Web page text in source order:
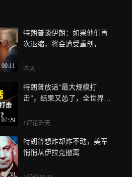
00:11
特朗普谈伊朗：如果他们再
次退缩，将会遭受重创，他
昨天
07:29
特朗普放话“最大规模打
击”，结果又怂了，全世界都
1评论昨天
03:58
特朗普想炸却炸不动，美军
悄悄从伊拉克撤离